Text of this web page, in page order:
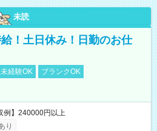
未読
！土日休み！日勤のお仕
経験OK
ブランクOK
】240000円以上
り